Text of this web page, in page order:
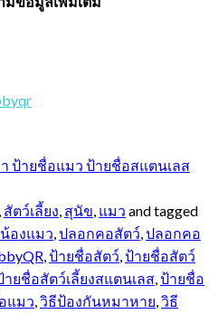
, สัตว์เลี้ยง, สุนัข, แมว and tagged
น้องแมว,ปลอกคอสัตว์,ปลอกคอ
,ป้ายชื่อสัตว์,ป้ายชื่อสัตว์
ายชื่อสัตว์เลี้ยงสแตนเลส,ป้ายชื่อ
แมว,วิธีป้องกันหมาหาย,วิธี